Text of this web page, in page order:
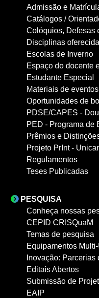
Admissão e
Catálogos /
Colóquios, Defesas
Disciplinas
Escolas de Inverno
Espaço do docente
Estudante Especial
Materiais de eventos
Oportunidades de
PDSE/CAPES -
PED - Programa de
Prêmios e
Projeto PrInt -
Regulamentos
Teses Publicadas
PESQUISA
Conheça nossas
CEPID CRISQuaM
Temas de pesquisa
Equipamentos
Inovação: Parcerias
Editais Abertos
Submissão de
EAIP